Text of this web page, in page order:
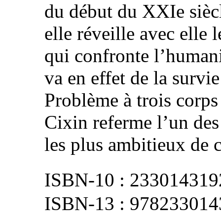
du début du XXIe
elle réveille avec elle
qui confronte
va en effet de la
Problème à trois
Cixin referme l’un
les plus ambitieux de